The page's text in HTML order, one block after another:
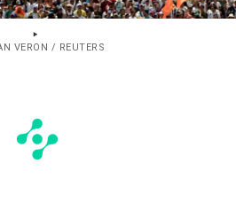
VERON / REUTERS